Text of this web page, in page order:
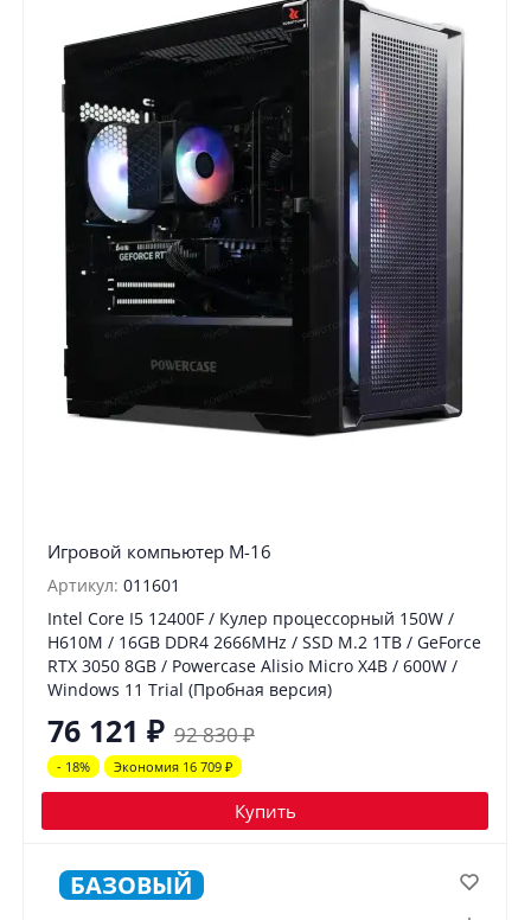
Игровой компьютер М-16
Артикул: 011601
Intel Core I5 12400F / Кулер процессорный 150W /
H610M / 16GB DDR4 2666MHz / SSD M.2 1TB / GeForce
RTX 3050 8GB / Powercase Alisio Micro X4B / 600W /
Windows 11 Trial (Пробная версия)
76 121 ₽ 92 830₽
- 18% Экономия 16 709 ₽
Купить
БАЗОВЫЙ